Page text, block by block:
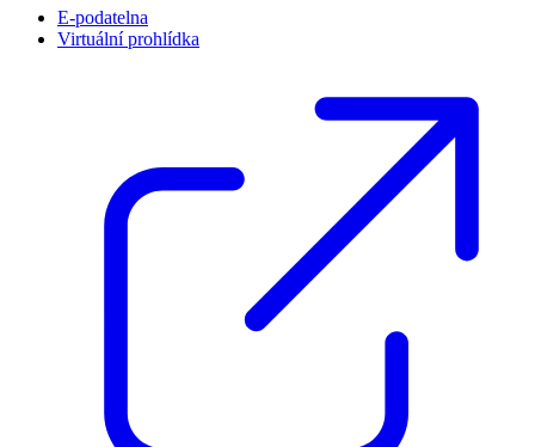
E-podatelna
Virtuální prohlídka